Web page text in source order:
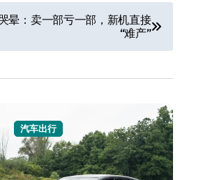
晕：卖一部亏一部，新机直接
“难产”
汽车出行